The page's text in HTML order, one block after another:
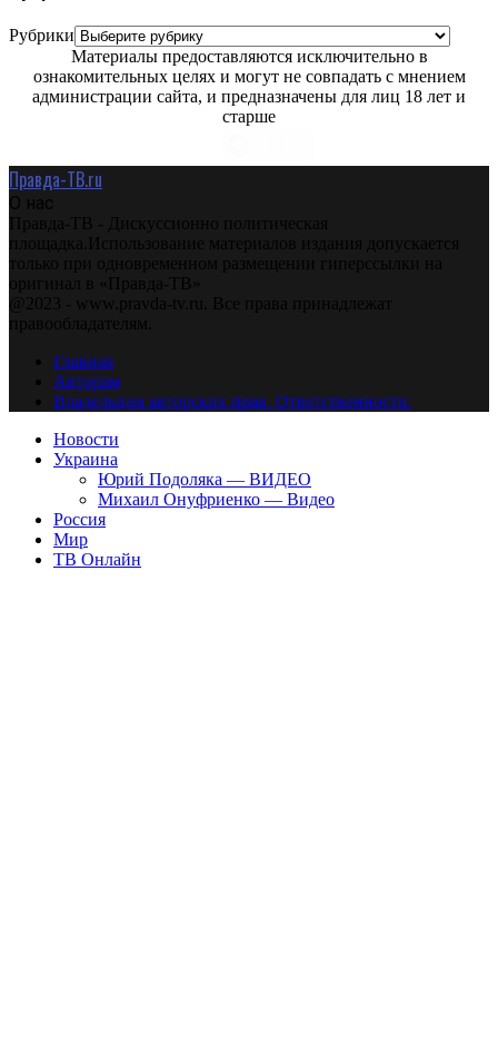
Рубрики
Материалы предоставляются исключительно в
ознакомительных целях и могут не совпадать с мнением
администрации сайта, и предназначены для лиц 18 лет и
старше
Правда-ТВ.ru
О нас
Правда-ТВ - Дискуссионно политическая
площадка.Использование материалов издания допускается
только при одновременном размещении гиперссылки на
оригинал в «Правда-ТВ»
@2023 - www.pravda-tv.ru. Все права принадлежат
правообладателям.
Главная
Авторам
Владельцам авторских прав. Ответственности.
Новости
Украина
Юрий Подоляка — ВИДЕО
Михаил Онуфриенко — Видео
Россия
Мир
ТВ Онлайн